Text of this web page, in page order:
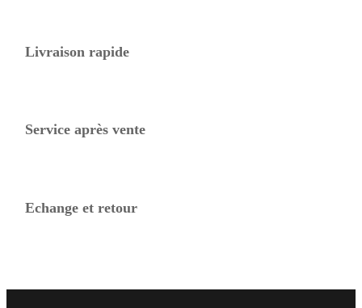
Livraison rapide
Service après vente
Echange et retour